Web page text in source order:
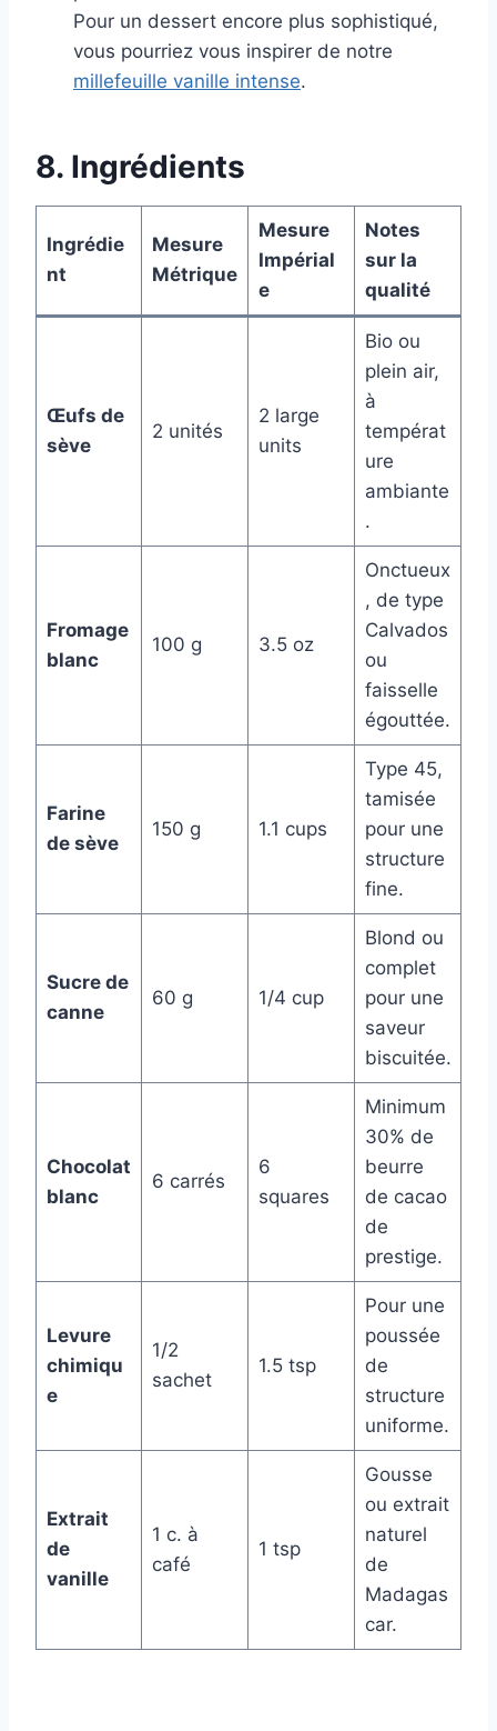
Pour un dessert encore plus sophistiqué,
vous pourriez vous inspirer de notre
millefeuille vanille intense.
8. Ingrédients
Ingrédie
nt
Mesure
Métrique
Mesure
Impérial
e
Notes
sur la
qualité
Œufs de
sève
2 unités
2 large
units
Bio ou
plein air,
à
températ
ure
ambiante
.
Fromage
blanc
100 g 3.5 oz
Onctueux
, de type
Calvados
ou
faisselle
égouttée.
Farine
de sève
150 g 1.1 cups
Type 45,
tamisée
pour une
structure
fine.
Sucre de
canne
60 g 1/4 cup
Blond ou
complet
pour une
saveur
biscuitée.
Chocolat
blanc
6 carrés
6
squares
Minimum
30% de
beurre
de cacao
de
prestige.
Levure
chimiqu
e
1/2
sachet
1.5 tsp
Pour une
poussée
de
structure
uniforme.
Extrait
de
vanille
1 c. à
café
1 tsp
Gousse
ou extrait
naturel
de
Madagas
car.